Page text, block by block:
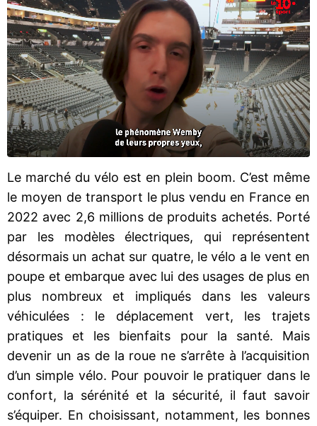
Le marché du vélo est en plein boom. C’est même
le moyen de transport le plus vendu en France en
2022 avec 2,6 millions de produits achetés. Porté
par les modèles électriques, qui représentent
désormais un achat sur quatre, le vélo a le vent en
poupe et embarque avec lui des usages de plus en
plus nombreux et impliqués dans les valeurs
véhiculées : le déplacement vert, les trajets
pratiques et les bienfaits pour la santé. Mais
devenir un as de la roue ne s’arrête à l’acquisition
d’un simple vélo. Pour pouvoir le pratiquer dans le
confort, la sérénité et la sécurité, il faut savoir
s’équiper. En choisissant, notamment, les bonnes